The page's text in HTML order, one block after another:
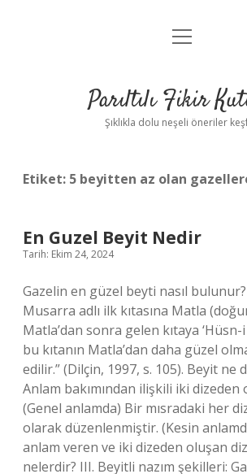
Anasayfa
Yasal Uyarı
menüyü
Parıltılı Fikir
Şıklıkla dolu neşeli öneriler
Etiket: 5 beyitten az olan
En Guzel Beyit Nedir
Tarih: Ekim 24, 2024
Gazelin en güzel beyti nasıl bulunur?
Musarra adlı ilk kıtasına Matla
Matla’dan sonra gelen kıtaya
bu kıtanın Matla’dan daha güzel
edilir.” (Dilçin, 1997, s. 105). Beyit ne
Anlam bakımından ilişkili iki dizeden
(Genel anlamda) Bir mısradaki her
olarak düzenlenmiştir. (Kesin
anlam veren ve iki dizeden oluşan
nelerdir? III. Beyitli nazım şekilleri: